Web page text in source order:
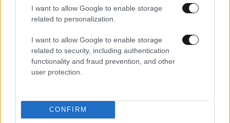
I want to allow Google to enable storage
related to personalization.
I want to allow Google to enable storage
related to security, including authentication
functionality and fraud prevention, and other
user protection.
CONFIRM
περνούν απαρατήρητες, αλλά καλό είναι να τις
βγάλετε από την καθημερινότητά σας